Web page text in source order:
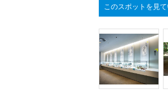
このスポットを見